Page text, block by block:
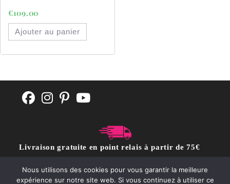
€109.00
Ajouter au panier
Livraison gratuite en point relais à partir de 75€
Nous utilisons des cookies pour vous garantir la meilleure
expérience sur notre site web. Si vous continuez à utiliser ce